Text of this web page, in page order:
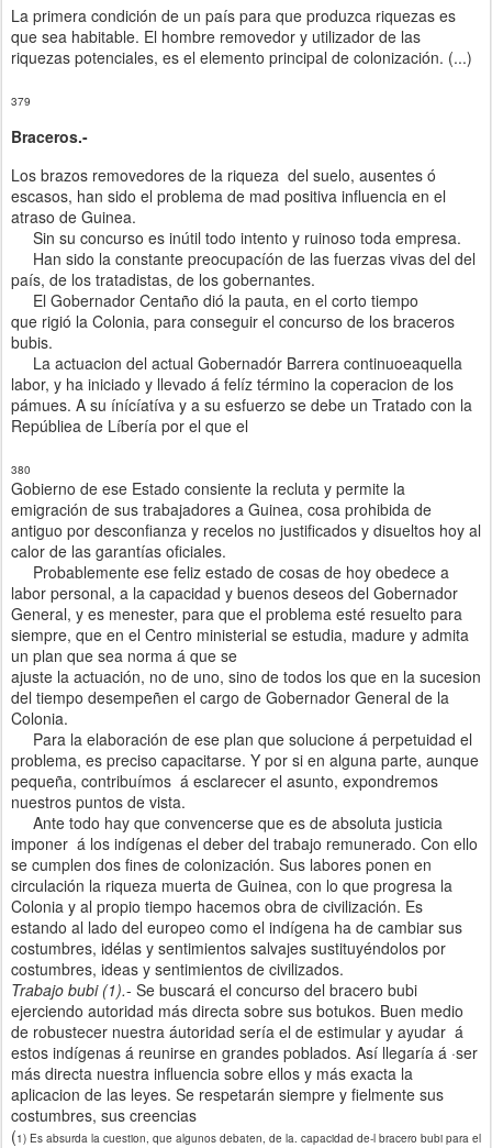
La primera condición de un país para que produzca riquezas es
que sea habitable. El hombre removedor y utilizador de las
riquezas potenciales, es el elemento principal de colonización. (...)
379
Braceros.-
Los brazos removedores de la riqueza del suelo, ausentes ó
escasos, han sido el problema de mad positiva influencia en el
atraso de Guinea.
Sin su concurso es inútil todo intento y ruinoso toda empresa.
Han sido la constante preocupacíón de las fuerzas vivas del del
país, de los tratadistas, de los gobernantes.
El Gobernador Centaño dió la pauta, en el corto tiempo
que rigió la Colonia, para conseguir el concurso de los braceros
bubis.
La actuacion del actual Gobernadór Barrera continuoeaquella
labor, y ha iniciado y llevado á felíz término la coperacion de los
pámues. A su ínícíatíva y a su esfuerzo se debe un Tratado con la
Repúbliea de Líbería por el que el
380
Gobierno de ese Estado consiente la recluta y permite la
emigración de sus trabajadores a Guinea, cosa prohibida de
antiguo por desconfianza y recelos no justificados y disueltos hoy al
calor de las garantías oficiales.
Probablemente ese feliz estado de cosas de hoy obedece a
labor personal, a la capacidad y buenos deseos del Gobernador
General, y es menester, para que el problema esté resuelto para
siempre, que en el Centro ministerial se estudia, madure y admita
un plan que sea norma á que se
ajuste la actuación, no de uno, sino de todos los que en la sucesion
del tiempo desempeñen el cargo de Gobernador General de la
Colonia.
Para la elaboración de ese plan que solucione á perpetuidad el
problema, es preciso capacitarse. Y por si en alguna parte, aunque
pequeña, contribuímos á esclarecer el asunto, expondremos
nuestros puntos de vista.
Ante todo hay que convencerse que es de absoluta justicia
imponer á los indígenas el deber del trabajo remunerado. Con ello
se cumplen dos fines de colonización. Sus labores ponen en
circulación la riqueza muerta de Guinea, con lo que progresa la
Colonia y al propio tiempo hacemos obra de civilización. Es
estando al lado del europeo como el indígena ha de cambiar sus
costumbres, idélas y sentimientos salvajes sustituyéndolos por
costumbres, ideas y sentimientos de civilizados.
Trabajo bubi (1).- Se buscará el concurso del bracero bubi
ejerciendo autoridad más directa sobre sus botukos. Buen medio
de robustecer nuestra áutoridad sería el de estimular y ayudar á
estos indígenas á reunirse en grandes poblados. Así llegaría á ·ser
más directa nuestra influencia sobre ellos y más exacta la
aplicacion de las leyes. Se respetarán siempre y fielmente sus
costumbres, sus creencias
(1) Es absurda la cuestion, que algunos debaten, de la. capacidad de-l bracero bubi para el